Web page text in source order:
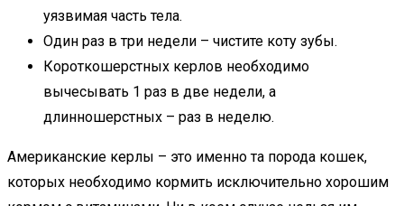
уязвимая часть тела.
Один раз в три недели – чистите коту зубы.
Короткошерстных керлов необходимо
вычесывать 1 раз в две недели, а
длинношерстных – раз в неделю.
Американские керлы – это именно та порода кошек,
которых необходимо кормить исключительно хорошим